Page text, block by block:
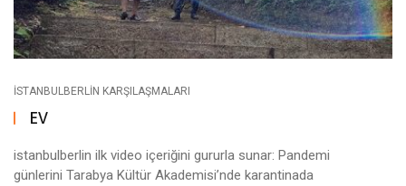
ISTANBULBERLIN KARŞILAŞMALARI
EV
istanbulberlin ilk video içeriğini gururla sunar: Pandemi
günlerini Tarabya Kültür Akademisi’nde karantinada